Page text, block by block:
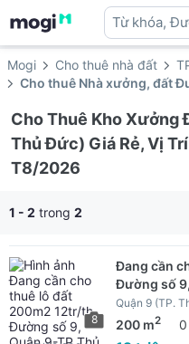
Từ khóa,
địa danh ...
Mogi Cho thuê nhà đất
Cho thuê Nhà xưởng, đất
Cho Thuê Kho Xưởng
Thủ Đức) Giá Rẻ, Vị
T8/2026
1 - 2 trong 2
8
Đang cần
Đường số
Quận 9 (TP.
200 m2 0